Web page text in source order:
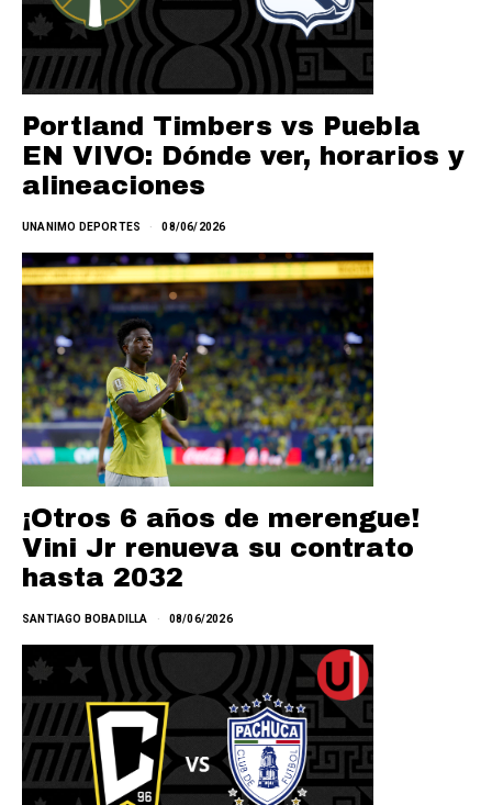
Portland Timbers vs Puebla
EN VIVO: Dónde ver, horarios y
alineaciones
UNANIMO DEPORTES 08/06/2026
¡Otros 6 años de merengue!
Vini Jr renueva su contrato
hasta 2032
SANTIAGO BOBADILLA 08/06/2026